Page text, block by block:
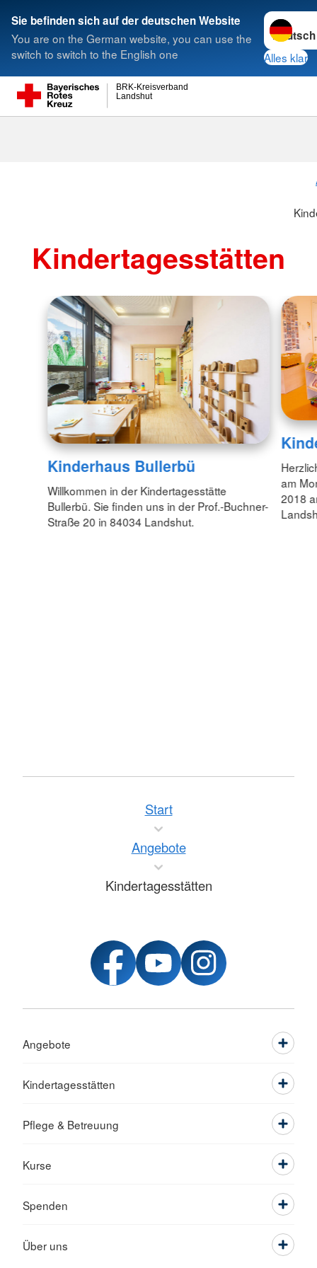
Sie befinden sich auf der deutschen Website
You are on the German website, you can use the
switch to switch to the English one
Sprache
Alles klar
Landshut
BRK-Kreisverband
Suche
Kindertagesstätten
Kinderhaus Bullerbü
Willkommen in der Kindertagesstätte
Bullerbü. Sie finden uns in der Prof.-Buchner-
Straße 20 in 84034 Landshut.
am
2018
Start
Angebote
Kindertagesstätten
Angebote
Kindertagesstätten
Pflege & Betreuung
Kurse
Spenden
Über uns